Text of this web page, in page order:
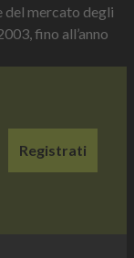
del mercato degli
fino all’anno
Registrati